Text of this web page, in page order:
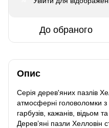
До обраного
Опис
Серія дерев'яних пазлів
атмосферні головоломки
гарбузів, кажанів, відьом
Дерев’яні пазли Хелловін